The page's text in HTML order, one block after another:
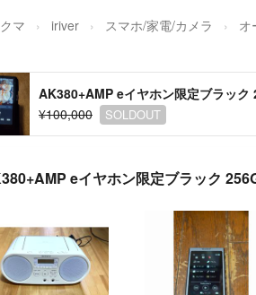
マ iriver スマホ/家電/カメラ オ
AK380+AMP eイヤホン限定ブラック
¥100,000
SOLDOUT
eイヤホン限定ブラック